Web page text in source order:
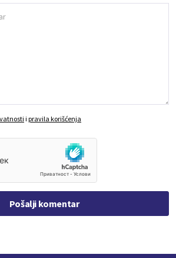
i pravila korišćenja
Pošalji komentar